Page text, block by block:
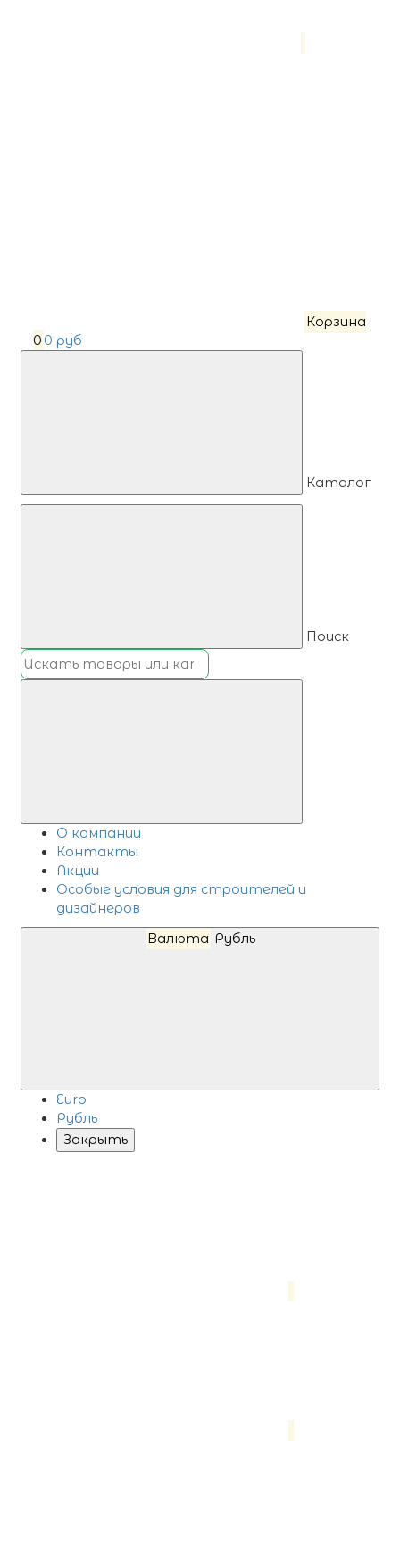
Корзина
0 0 руб
Каталог
Поиск
О компании
Контакты
Акции
Особые условия для строителей и
дизайнеров
Валюта Рубль
Euro
Рубль
Закрыть